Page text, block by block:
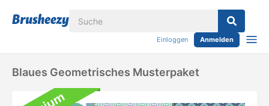
Einloggen Anmelden
Blaues Geometrisches Musterpaket